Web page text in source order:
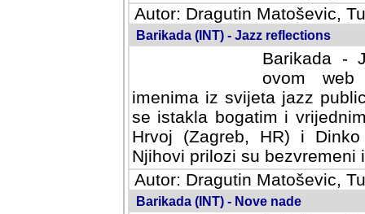
Autor: Dragutin Matoševic,
Barikada (INT) - Jazz reflections
Barikada -
ovom web
imenima iz svijeta jazz
se istakla bogatim i
Hrvoj (Zagreb, HR) i
Njihovi prilozi su bezvremeni
Autor: Dragutin Matoševic,
Barikada (INT) - Nove nade